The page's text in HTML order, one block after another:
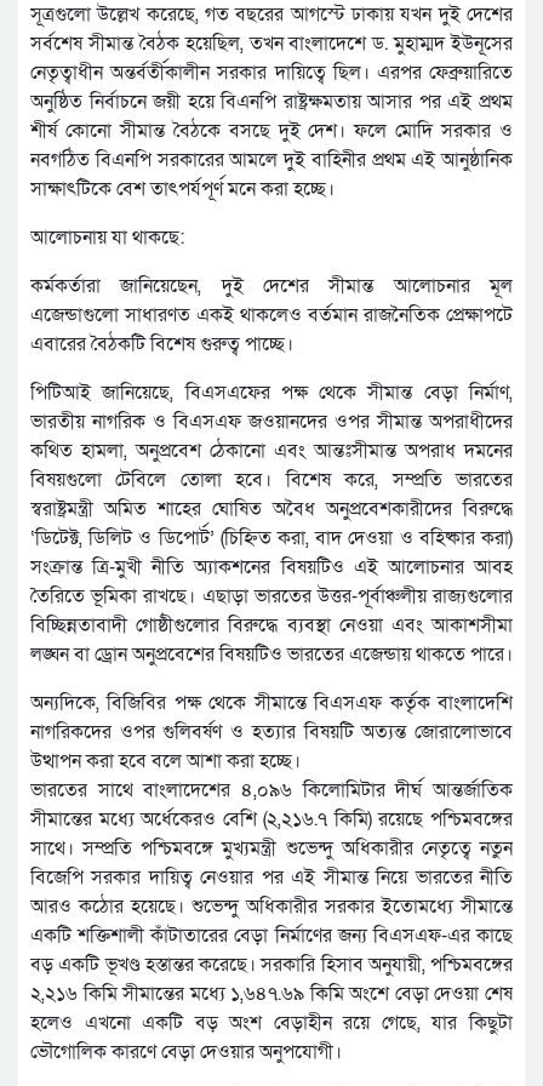
সূত্রগুলো উল্লেখ করেছে, গত বছরের আগস্টে ঢাকায় যখন দুই দেশের
সর্বশেষ সীমান্ত বৈঠক হয়েছিল, তখন বাংলাদেশে ড. মুহাম্মদ ইউনূসের
নেতৃত্বাধীন অন্তর্বর্তীকালীন সরকার দায়িত্বে ছিল। এরপর ফেব্রুয়ারিতে
অনুষ্ঠিত নির্বাচনে জয়ী হয়ে বিএনপি রাষ্ট্রক্ষমতায় আসার পর এই প্রথম
শীর্ষ কোনো সীমান্ত বৈঠকে বসছে দুই দেশ। ফলে মোদি সরকার ও
নবগঠিত বিএনপি সরকারের আমলে দুই বাহিনীর প্রথম এই আনুষ্ঠানিক
সাক্ষাৎটিকে বেশ তাৎপর্যপূর্ণ মনে করা হচ্ছে।
আলোচনায় যা থাকছে:
কর্মকর্তারা জানিয়েছেন, দুই দেশের সীমান্ত আলোচনার মূল
এজেন্ডাগুলো সাধারণত একই থাকলেও বর্তমান রাজনৈতিক প্রেক্ষাপটে
এবারের বৈঠকটি বিশেষ গুরুত্ব পাচ্ছে।
পিটিআই জানিয়েছে, বিএসএফের পক্ষ থেকে সীমান্ত বেড়া নির্মাণ,
ভারতীয় নাগরিক ও বিএসএফ জওয়ানদের ওপর সীমান্ত অপরাধীদের
কথিত হামলা, অনুপ্রবেশ ঠেকানো এবং আন্তঃসীমান্ত অপরাধ দমনের
বিষয়গুলো টেবিলে তোলা হবে। বিশেষ করে, সম্প্রতি ভারতের
স্বরাষ্ট্রমন্ত্রী অমিত শাহের ঘোষিত অবৈধ অনুপ্রবেশকারীদের বিরুদ্ধে
‘ডিটেক্ট, ডিলিট ও ডিপোর্ট’ (চিহ্নিত করা, বাদ দেওয়া ও বহিষ্কার করা)
সংক্রান্ত ত্রি-মুখী নীতি অ্যাকশনের বিষয়টিও এই আলোচনার আবহ
তৈরিতে ভূমিকা রাখছে। এছাড়া ভারতের উত্তর-পূর্বাঞ্চলীয় রাজ্যগুলোর
বিচ্ছিন্নতাবাদী গোষ্ঠীগুলোর বিরুদ্ধে ব্যবস্থা নেওয়া এবং আকাশসীমা
লঙ্ঘন বা ড্রোন অনুপ্রবেশের বিষয়টিও ভারতের এজেন্ডায় থাকতে পারে।
অন্যদিকে, বিজিবির পক্ষ থেকে সীমান্তে বিএসএফ কর্তৃক বাংলাদেশি
নাগরিকদের ওপর গুলিবর্ষণ ও হত্যার বিষয়টি অত্যন্ত জোরালোভাবে
উত্থাপন করা হবে বলে আশা করা হচ্ছে।
ভারতের সাথে বাংলাদেশের ৪,০৯৬ কিলোমিটার দীর্ঘ আন্তর্জাতিক
সীমান্তের মধ্যে অর্ধেকেরও বেশি (২,২১৬.৭ কিমি) রয়েছে পশ্চিমবঙ্গের
সাথে। সম্প্রতি পশ্চিমবঙ্গে মুখ্যমন্ত্রী শুভেন্দু অধিকারীর নেতৃত্বে নতুন
বিজেপি সরকার দায়িত্ব নেওয়ার পর এই সীমান্ত নিয়ে ভারতের নীতি
আরও কঠোর হয়েছে। শুভেন্দু অধিকারীর সরকার ইতোমধ্যে সীমান্তে
একটি শক্তিশালী কাঁটাতারের বেড়া নির্মাণের জন্য বিএসএফ-এর কাছে
বড় একটি ভূখণ্ড হস্তান্তর করেছে। সরকারি হিসাব অনুযায়ী, পশ্চিমবঙ্গের
২,২১৬ কিমি সীমান্তের মধ্যে ১,৬৪৭.৬৯ কিমি অংশে বেড়া দেওয়া শেষ
হলেও এখনো একটি বড় অংশ বেড়াহীন রয়ে গেছে, যার কিছুটা
ভৌগোলিক কারণে বেড়া দেওয়ার অনুপযোগী।